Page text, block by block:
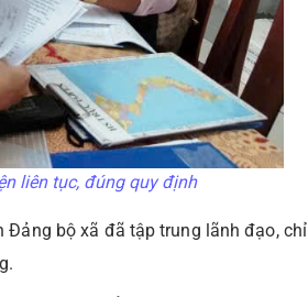
liên tục, đúng quy định
Đảng bộ xã đã tập trung lãnh đạo, chỉ